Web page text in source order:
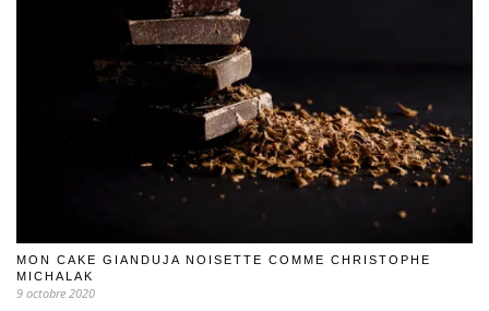
MON CAKE GIANDUJA NOISETTE COMME CHRISTOPHE
MICHALAK
9 octobre 2020